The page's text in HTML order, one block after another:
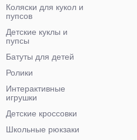
Коляски для кукол и
пупсов
Детские куклы и
пупсы
Батуты для детей
Ролики
Интерактивные
игрушки
Детские кроссовки
Школьные рюкзаки